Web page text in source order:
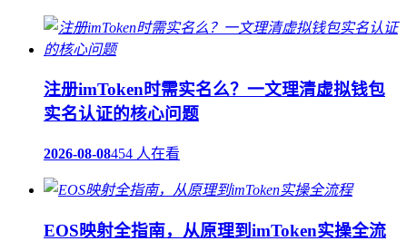
注册imToken时需实名么？一文理清虚拟钱包
实名认证的核心问题
2026-08-08454 人在看
EOS映射全指南，从原理到imToken实操全流